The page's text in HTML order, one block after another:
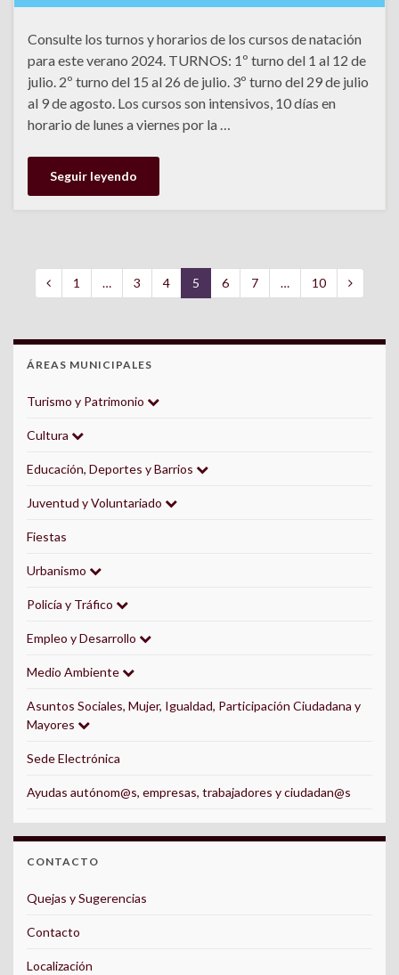
Consulte los turnos y horarios de los cursos de natación
para este verano 2024. TURNOS: 1º turno del 1 al 12 de
julio. 2º turno del 15 al 26 de julio. 3º turno del 29 de julio
al 9 de agosto. Los cursos son intensivos, 10 días en
horario de lunes a viernes por la …
Seguir leyendo
1 … 3 4 5 6 7 … 10
ÁREAS MUNICIPALES
Turismo y Patrimonio
Cultura
Educación, Deportes y Barrios
Juventud y Voluntariado
Fiestas
Urbanismo
Policía y Tráfico
Empleo y Desarrollo
Medio Ambiente
Asuntos Sociales, Mujer, Igualdad, Participación Ciudadana y
Mayores
Sede Electrónica
Ayudas autónom@s, empresas, trabajadores y ciudadan@s
CONTACTO
Quejas y Sugerencias
Contacto
Localización